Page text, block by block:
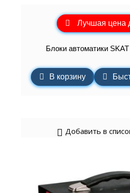
Лучшая цена
Блоки автоматики
В корзину
Добавить в